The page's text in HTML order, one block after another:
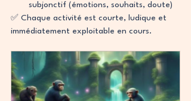
subjonctif (émotions, souhaits, doute)
✅ Chaque activité est courte, ludique et
immédiatement exploitable en cours.